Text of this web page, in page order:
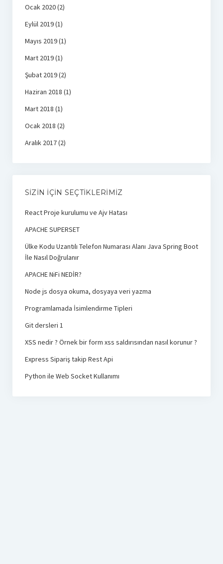
Ocak 2020(2)
Eylül 2019(1)
Mayıs 2019(1)
Mart 2019(1)
Şubat 2019(2)
Haziran 2018 (1)
Mart 2018 (1)
Ocak 2018 (2)
Aralık 2017(2)
SIZIN İÇIN SEÇTIKLERIMIZ
React Proje kurulumu ve Ajv Hatası
APACHE SUPERSET
Ülke Kodu Uzantılı Telefon Numarası Alanı Java Spring Boot
İle Nasıl Doğrulanır
APACHE NiFi NEDİR?
Node js dosya okuma, dosyaya veri yazma
Programlamada İsimlendirme Tipleri
Git dersleri 1
XSS nedir ? Örnek bir form xss saldırısından nasıl korunur ?
Express Sipariş takip Rest Api
Python ile Web Socket Kullanımı